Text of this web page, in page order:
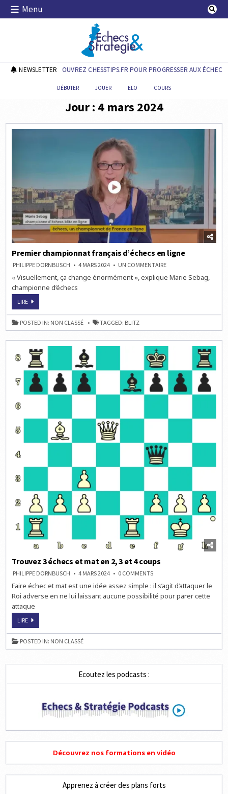
Skip
Menu
Echecs & Stratégie
NEWSLETTERDÉCOUVREZ CHESSTIPS.FR POUR PROGRESSER AUX ÉCHECS !
DÉBUTER JOUER ELO COURS
Jour : 4 mars 2024
Premier championnat français d’échecs en ligne
PHILIPPE DORNBUSCH 4 MARS 2024 UN COMMENTAIRESUR
CHAMPIONNAT
« Visuellement, ça change énormément », explique Marie Sebag,
championne d’échecs
LIREPREMIER
FRANÇAIS
D’ÉCHECS
EN
LIGNE
POSTED IN: NON CLASSÉ TAGGED: BLITZ
Trouvez 3 échecs et mat en 2, 3 et 4 coups
PHILIPPE DORNBUSCH 4 MARS 2024 0 COMMENTSON
3
ÉCHECS
ET
4
Faire échec et mat est une idée assez simple : il s’agit d’attaquer le
Roi adverse en ne lui laissant aucune possibilité pour parer cette
attaque
LIRETROUVEZ
ÉCHECS
ET
MAT
EN
3
POSTED IN: NON CLASSÉ
Ecoutez les podcasts :
Découvrez nos formations en vidéo
Apprenez à créer des plans forts